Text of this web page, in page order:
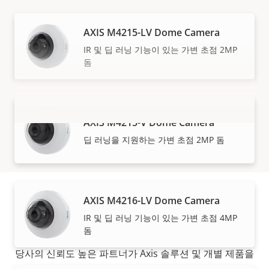
더 보기
AXIS M4215-LV Dome Camera
IR 및 딥 러닝 기능이 있는 가변 초점 2MP
돔
AXIS M4215-V Dome Camera
딥 러닝을 지원하는 가변 초점 2MP 돔
AXIS M4216-LV Dome Camera
IR 및 딥 러닝 기능이 있는 가변 초점 4MP
돔구입 방법
당사의 신뢰도 높은 파트너가 Axis 솔루션 및 개별 제품을